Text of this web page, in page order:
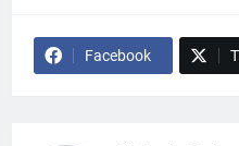
Facebook